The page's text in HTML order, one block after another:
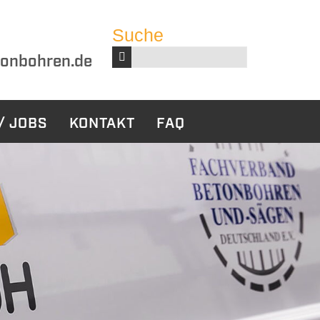
Suche
Suchbegriffe
JOBS KONTAKT FAQ